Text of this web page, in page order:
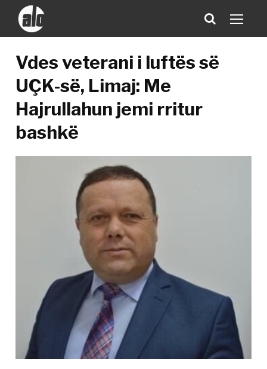
Vdes veterani i luftës së
UÇK-së, Limaj: Me
Hajrullahun jemi rritur
bashkë